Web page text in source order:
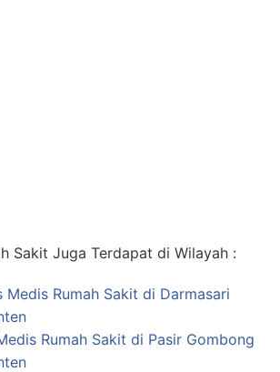
Sakit Juga Terdapat di Wilayah :
Medis Rumah Sakit di Darmasari
Rumah Sakit di Pasir Gombong